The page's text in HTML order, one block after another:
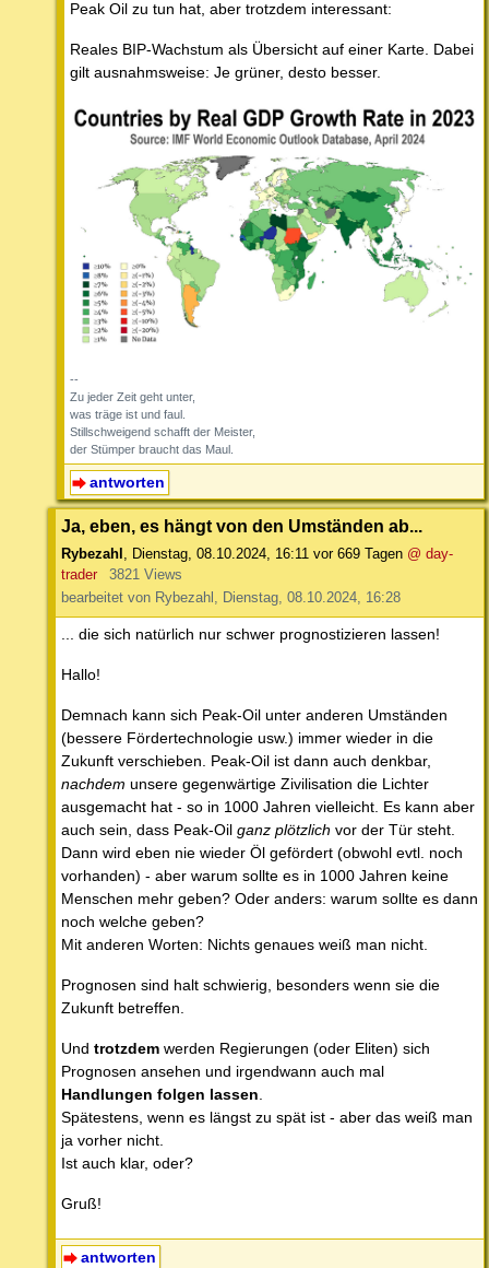
Peak Oil zu tun hat, aber trotzdem interessant:
Reales BIP-Wachstum als Übersicht auf einer Karte. Dabei
gilt ausnahmsweise: Je grüner, desto besser.
--
Zu jeder Zeit geht unter,
was träge ist und faul.
Stillschweigend schafft der Meister,
der Stümper braucht das Maul.
antworten
Ja, eben, es hängt von den Umständen ab...
Rybezahl Dienstag, 08.10.2024, 16:11 vor 669 Tagen @ day-
trader
3821 Views
bearbeitet von Rybezahl, Dienstag, 08.10.2024, 16:28
... die sich natürlich nur schwer prognostizieren lassen!
Hallo!
Demnach kann sich Peak-Oil unter anderen Umständen
(bessere Fördertechnologie usw.) immer wieder in die
Zukunft verschieben. Peak-Oil ist dann auch denkbar,
nachdem unsere gegenwärtige Zivilisation die Lichter
ausgemacht hat - so in 1000 Jahren vielleicht. Es kann aber
auch sein, dass Peak-Oil ganz plötzlich vor der Tür steht.
Dann wird eben nie wieder Öl gefördert (obwohl evtl. noch
vorhanden) - aber warum sollte es in 1000 Jahren keine
Menschen mehr geben? Oder anders: warum sollte es dann
noch welche geben?
Mit anderen Worten: Nichts genaues weiß man nicht.
Prognosen sind halt schwierig, besonders wenn sie die
Zukunft betreffen.
Und trotzdem werden Regierungen (oder Eliten) sich
Prognosen ansehen und irgendwann auch mal
Handlungen folgen lassen
Spätestens, wenn es längst zu spät ist - aber das weiß man
ja vorher nicht.
Ist auch klar, oder?
Gruß!
antworten